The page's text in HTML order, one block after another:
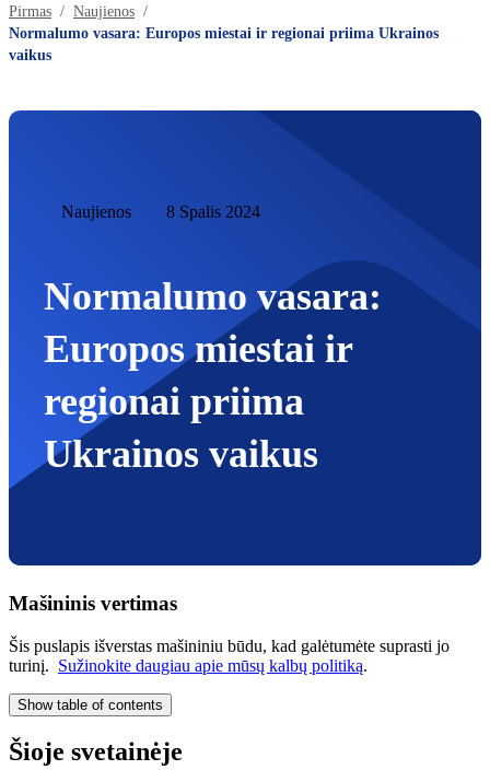
Pirmas
Naujienos
Normalumo vasara: Europos miestai ir regionai priima Ukrainos
vaikus
Naujienos 8 Spalis 2024
Normalumo vasara:
Europos miestai ir
regionai priima
Ukrainos vaikus
Mašininis vertimas
Šis puslapis išverstas mašininiu būdu, kad galėtumėte suprasti jo
turinį. Sužinokite daugiau apie mūsų kalbų politiką.
Show table of contents
Šioje svetainėje